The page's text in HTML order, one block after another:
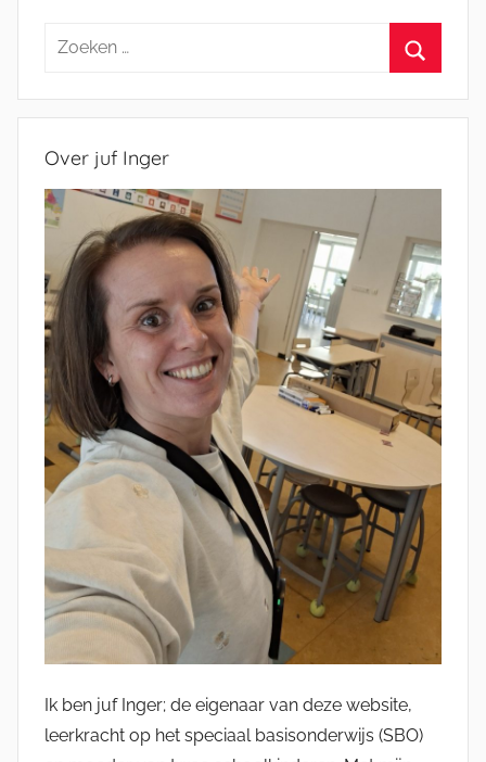
Zoeken
Over juf Inger
Ik ben juf Inger; de eigenaar van deze website,
leerkracht op het speciaal basisonderwijs (SBO)